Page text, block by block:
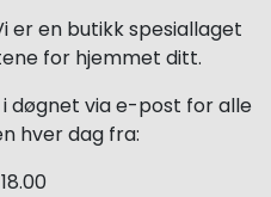
er en butikk spesiallaget
for hjemmet ditt.
døgnet via e-post for alle
hver dag fra: